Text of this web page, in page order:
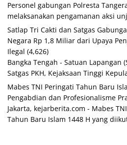
Personel gabungan Polresta
melaksanakan pengamanan aksi
Satlap Tri Cakti dan Satgas
Negara Rp 1,8 Miliar dari Upaya
Ilegal (4,626)
Bangka Tengah - Satuan Lapangan
Satgas PKH, Kejaksaan Tinggi
Mabes TNI Peringati Tahun Baru
Pengabdian dan Profesionalisme
Jakarta, kejarberita.com - Mabes
Tahun Baru Islam 1448 H yang